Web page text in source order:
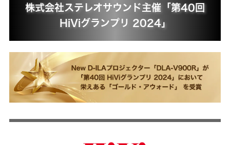
株式会社ステレオサウンド主催「第40回
HiViグランプリ 2024」